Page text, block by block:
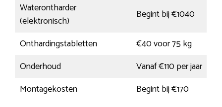
Waterontharder
(elektronisch)
Begint bij €1040
Onthardingstabletten
€40 voor 75 kg
Onderhoud
Vanaf €110 per jaar
Montagekosten
Begint bij €170